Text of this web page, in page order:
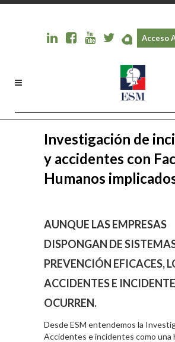
Acceso
Investigación de
y accidentes con
Humanos
AUNQUE LAS EMPRESAS
DISPONGAN DE
PREVENCIÓN EFICACES,
ACCIDENTES E
OCURREN.
Desde ESM entendemos la
Accidentes e incidentes como una